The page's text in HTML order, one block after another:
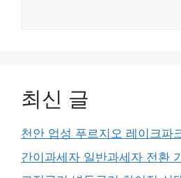
최신 글
천안 업성 푸르지오 레이크파
간이과세자 일반과세자 전환